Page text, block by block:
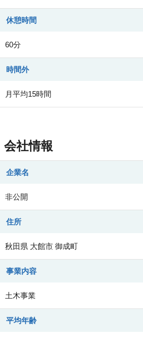
休憩時間
60分
時間外
月平均15時間
会社情報
企業名
非公開
住所
秋田県 大館市 御成町
事業内容
土木事業
平均年齢